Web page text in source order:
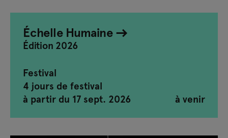
Échelle Humaine
Édition 2026
Festival
4 jours de festival
à partir du 17 sept. 2026
à venir